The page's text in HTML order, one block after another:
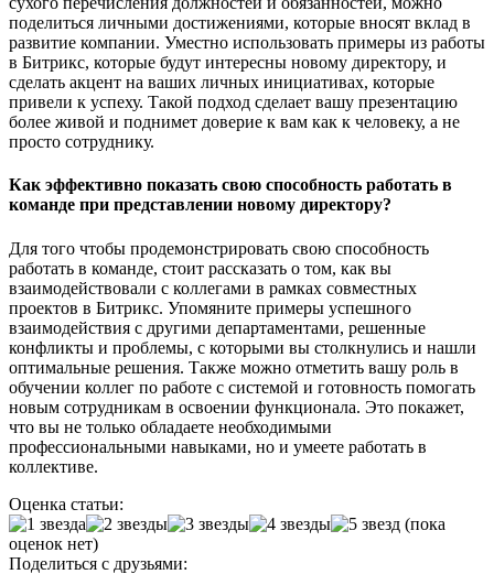
поделиться личными достижениями, которые вносят вклад в
развитие компании. Уместно использовать примеры из работы
в Битрикс, которые будут интересны новому директору, и
сделать акцент на ваших личных инициативах, которые
привели к успеху. Такой подход сделает вашу презентацию
более живой и поднимет доверие к вам как к человеку, а не
просто сотруднику.
Как эффективно показать свою способность работать в
команде при представлении новому директору?
Для того чтобы продемонстрировать свою способность
работать в команде, стоит рассказать о том, как вы
взаимодействовали с коллегами в рамках совместных
проектов в Битрикс. Упомяните примеры успешного
взаимодействия с другими департаментами, решенные
конфликты и проблемы, с которыми вы столкнулись и нашли
оптимальные решения. Также можно отметить вашу роль в
обучении коллег по работе с системой и готовность помогать
новым сотрудникам в освоении функционала. Это покажет,
что вы не только обладаете необходимыми
профессиональными навыками, но и умеете работать в
коллективе.
Оценка статьи:
(пока
оценок нет)
Поделиться с друзьями: